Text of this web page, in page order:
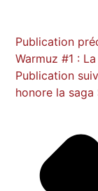
Publication
Warmuz #1 :
Publication
honore la saga